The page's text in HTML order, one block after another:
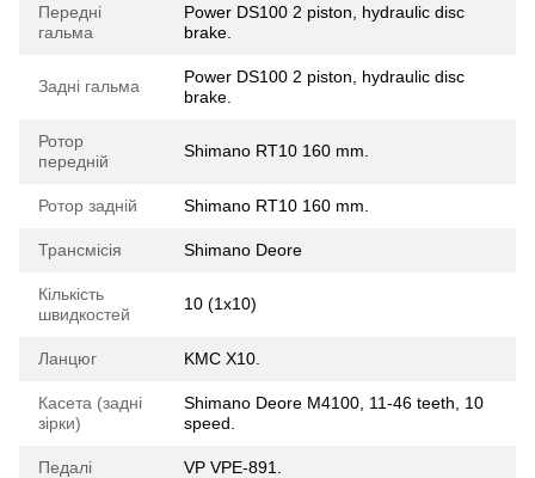
Передні
гальма
Power DS100 2 piston, hydraulic disc
brake.
Задні гальма
Power DS100 2 piston, hydraulic disc
brake.
Ротор
передній
Shimano RT10 160 mm.
Ротор задній Shimano RT10 160 mm.
Трансмісія Shimano Deore
Кількість
швидкостей
10 (1x10)
Ланцюг KMC X10.
Касета (задні
зірки)
Shimano Deore M4100, 11-46 teeth, 10
speed.
Педалі VP VPE-891.